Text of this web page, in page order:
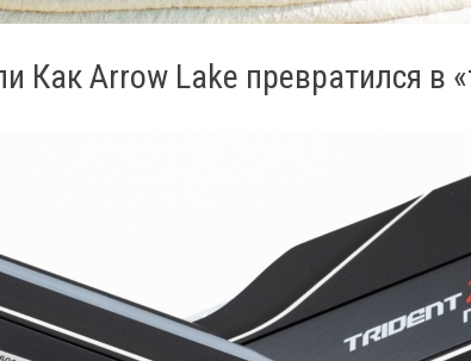
Как Arrow Lake превратился в